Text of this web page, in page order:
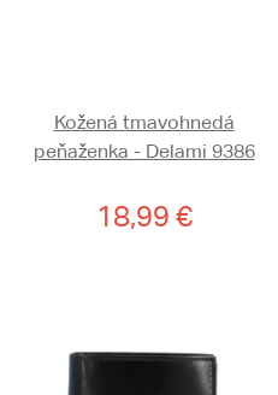
Kožená tmavohnedá
peňaženka - Delami 9386
18,99 €